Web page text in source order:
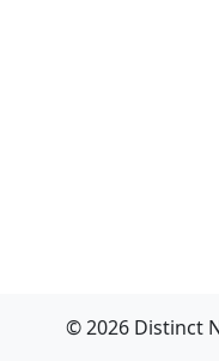
© 2026 Distinct